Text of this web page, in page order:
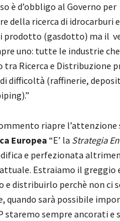
è d’obbligo al Governo per
della ricerca di idrocarburi e
prodotto (gasdotto) ma il
uno: tutte le industrie che
tra Ricerca e Distribuzione
difficoltà (raffinerie,
riapre l’attenzione
Europea“E’ la Strategia
e perfezionata
Estraiamo il greggio
e distribuirlo perchè non ci
quando sarà possibile
staremo sempre ancorati e